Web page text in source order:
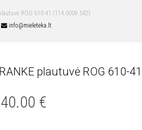
ROG 610-41 (114.0009.542)
info@mieleteka.lt
plautuvė ROG 610-
€